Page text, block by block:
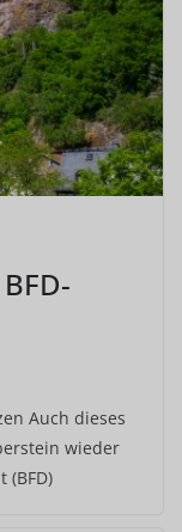
Auch dieses
wieder